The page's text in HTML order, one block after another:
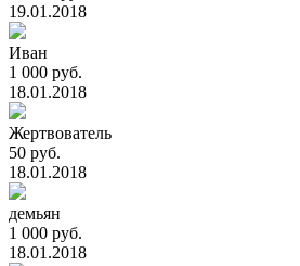
19.01.2018
Иван
1 000 руб.
18.01.2018
Жертвователь
50 руб.
18.01.2018
демьян
1 000 руб.
18.01.2018